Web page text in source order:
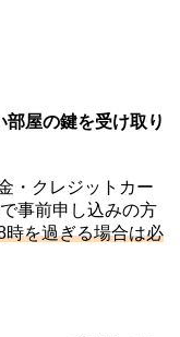
部屋の鍵を受け取り
・クレジットカー
事前申し込みの方
を過ぎる場合は必